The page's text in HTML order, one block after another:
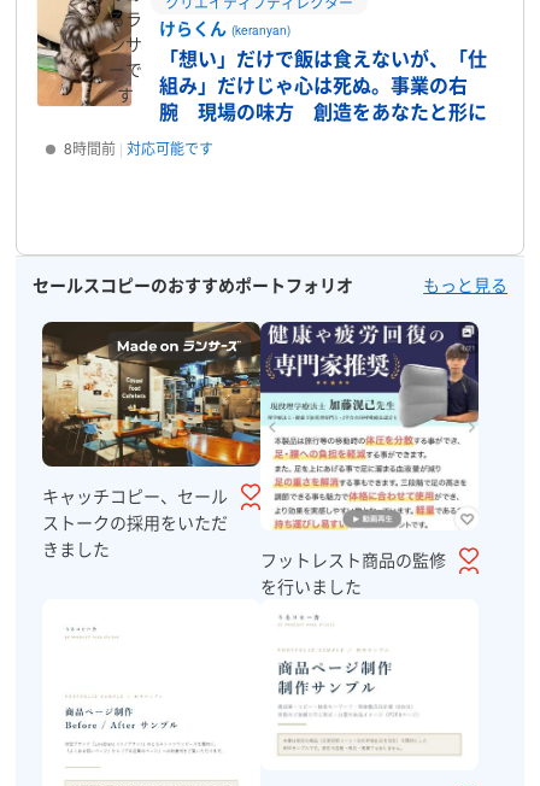
るラ
ンサ
ーで
す
けらくん(keranyan)
「想い」だけで飯は食えないが、「仕
組み」だけじゃ心は死ぬ。事業の右
腕 現場の味方 創造をあなたと形に
8時間前 対応可能です
セールスコピーのおすすめポートフォリオ もっと見る
キャッチコピー、セール
ストークの採用をいただ
きました
フットレスト商品の監修
を行いました